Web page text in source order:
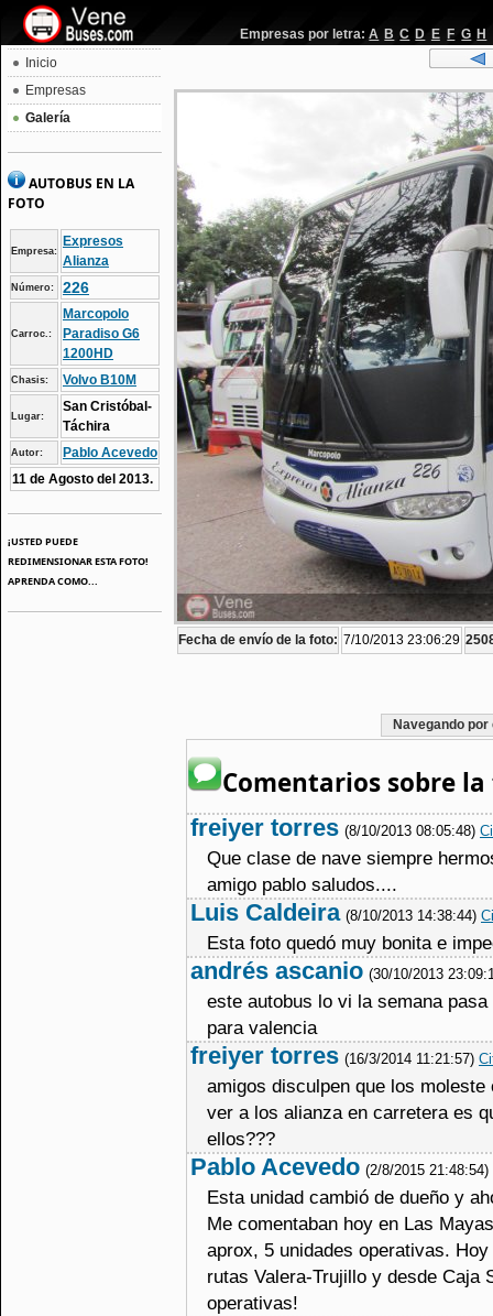
Empresas por letra: A B C D E F G H
Inicio
Empresas
Galería
AUTOBUS EN LA
FOTO
Empresa:
Expresos
Alianza
Número: 226
Carroc.:
Marcopolo
Paradiso G6
1200HD
Chasis: Volvo B10M
Lugar:
San Cristóbal-
Táchira
Autor:
Pablo Acevedo
11 de Agosto del 2013.
¡USTED PUEDE
REDIMENSIONAR ESTA FOTO!
APRENDA COMO...
Fecha de envío de la foto: 7/10/2013 23:06:29
Navegando
Comentarios sobre
freiyer torres (8/10/2013 08:05:48)
Que clase de nave siempre
amigo pablo saludos....
Luis Caldeira (8/10/2013 14:38:44)
Esta foto quedó muy bonita e
andrés ascanio (30/10/2013
este autobus lo vi la semana
para valencia
freiyer torres (16/3/2014 11:21:57)
amigos disculpen que los
ver a los alianza en carretera es
ellos???
Pablo Acevedo (2/8/2015 21:48:54)
Esta unidad cambió de dueño y
Me comentaban hoy en Las
aprox, 5 unidades operativas.
rutas Valera-Trujillo y desde Caja
operativas!